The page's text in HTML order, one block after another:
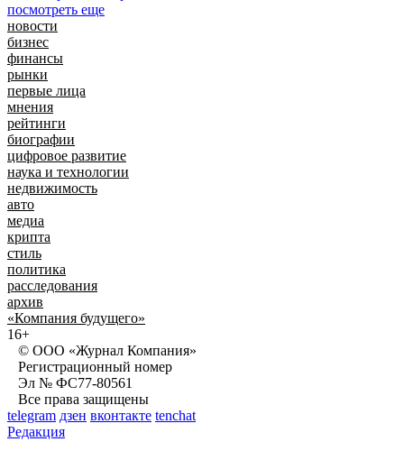
посмотреть еще
новости
бизнес
финансы
рынки
первые лица
мнения
рейтинги
биографии
цифровое развитие
наука и технологии
недвижимость
авто
медиа
крипта
стиль
политика
расследования
архив
«Компания будущего»
16+
© ООО «Журнал Компания»
Регистрационный номер
Эл № ФС77-80561
Все права защищены
telegram дзен вконтакте tenchat
Редакция